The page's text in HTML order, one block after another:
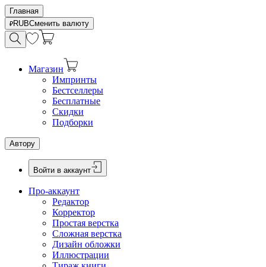
Главная
RUBСменить валюту
Магазин
Импринты
Бестселлеры
Бесплатные
Скидки
Подборки
Автору
Войти в аккаунт
Про-аккаунт
Редактор
Корректор
Простая верстка
Сложная верстка
Дизайн обложки
Иллюстрации